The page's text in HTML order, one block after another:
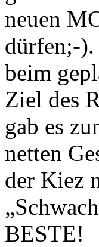
neuen
dürfen;-).
beim
Ziel des
gab es
netten
der Kiez
BESTE!